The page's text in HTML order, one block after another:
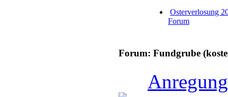
Osterverlosung
Forum
Forum: Fundgrube